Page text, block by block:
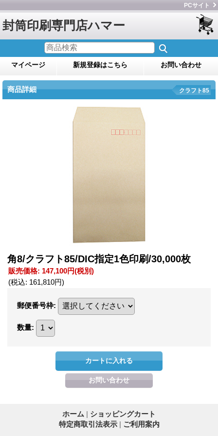
PCサイト
封筒印刷専門店ハマー
マイページ 新規登録はこちら お問い合わせ
商品詳細 クラフト85
角8/クラフト85/DIC指定1色印刷/30,000枚
販売価格: 147,100円(税別)
(税込: 161,810円)
郵便番号枠:
数量:
ホーム | ショッピングカート
特定商取引法表示 | ご利用案内